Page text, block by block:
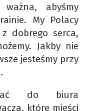
abyśmy
My Polacy
dobrego serca,
Jakby nie
jesteśmy przy
do biura
które mieści